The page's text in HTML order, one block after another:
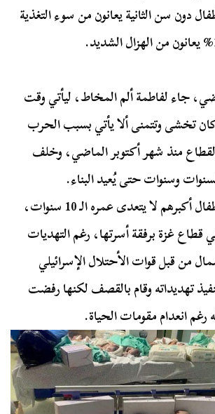
الأطفال دون سن الثانية يعانون من سوء التغذية
جاء لفاطمة ألم المخاط، ليأتي وقت
كان تخشى وتتمنى ألا يأتي بسبب الحرب
منذ شهر أكتوبر الماضي، وخلف
وسنوات حتى يُعيد البناء.
فاطمة الأم لأربعة أطفال أكبرهم لا يتعدى عمره الـ 10 سنوات،
غزة برفقة أسرتها، رغم التهديات
من قبل قوات الأحتلال الإسرائيلي
تهديداته وقام بالقصف لكنها رفضت
انعدام مقومات الحياة.